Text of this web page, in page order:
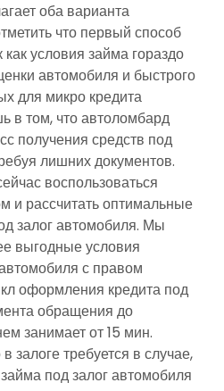
оба варианта
что первый способ
условия займа гораздо
автомобиля и быстрого
для микро кредита
в том, что автоломбард
получения средств под
лишних документов.
воспользоваться
и рассчитать оптимальные
залог автомобиля. Мы
выгодные условия
с правом
оформления кредита под
обращения до
занимает от 15 мин.
залоге требуется в случае,
под залог автомобиля